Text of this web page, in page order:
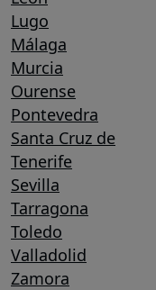
Lugo
Málaga
Murcia
Ourense
Pontevedra
Santa Cruz de
Tenerife
Sevilla
Tarragona
Toledo
Valladolid
Zamora